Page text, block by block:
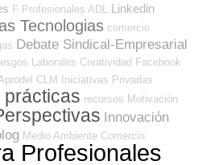
F Profesionales ADL Linkedin
Tecnologias comercio
Debate Sindical-Empresarial
Laborales Creatividad Facebook
CLM Iniciativas Privadas
prácticas recursos Motivación
Innovación
Medio Ambiente Comercio
Profesionales